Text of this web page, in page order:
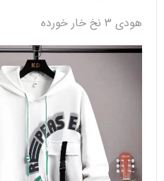
هودی 3 نخ خار خورده